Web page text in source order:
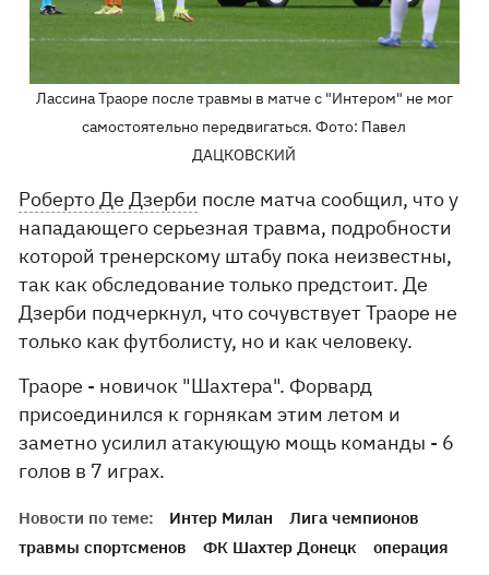
Лассина Траоре после травмы в матче с "Интером" не мог
самостоятельно передвигаться. Фото: Павел
ДАЦКОВСКИЙ
Роберто Де Дзерби после матча сообщил, что у
нападающего серьезная травма, подробности
которой тренерскому штабу пока неизвестны,
так как обследование только предстоит. Де
Дзерби подчеркнул, что сочувствует Траоре не
только как футболисту, но и как человеку.
Траоре - новичок "Шахтера". Форвард
присоединился к горнякам этим летом и
заметно усилил атакующую мощь команды - 6
голов в 7 играх.
Новости по теме: Интер Милан
Лига чемпионов
травмы спортсменов
ФК Шахтер Донецк операция